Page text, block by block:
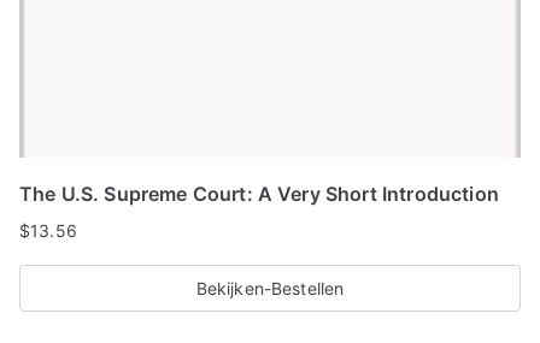
The U.S. Supreme Court: A Very Short Introduction
$13.56
Bekijken-Bestellen